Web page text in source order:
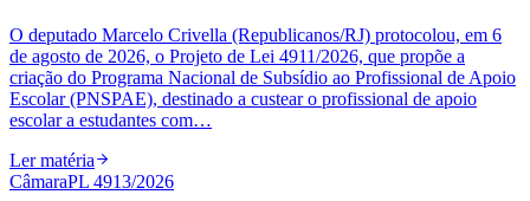
O deputado Marcelo Crivella (Republicanos/RJ) protocolou, em 6
de agosto de 2026, o Projeto de Lei 4911/2026, que propõe a
criação do Programa Nacional de Subsídio ao Profissional de Apoio
Escolar (PNSPAE), destinado a custear o profissional de apoio
escolar a estudantes com…
Ler matéria
CâmaraPL 4913/2026